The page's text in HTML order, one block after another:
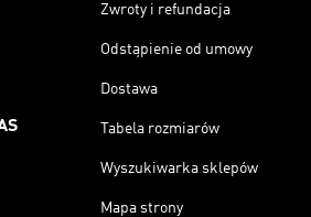
Zwroty i refundacja
Odstąpienie od umowy
Dostawa
Tabela rozmiarów
Wyszukiwarka sklepów
Mapa strony